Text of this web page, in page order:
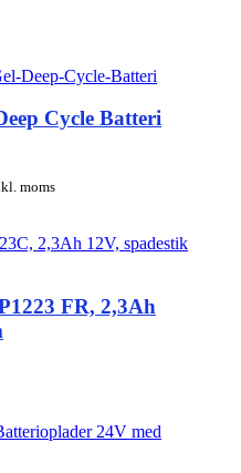
Cycle Batteri
kr.
moms
FR, 2,3Ah